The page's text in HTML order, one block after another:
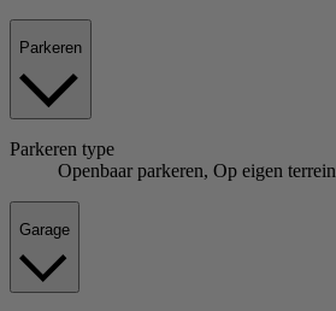
Parkeren
Parkeren type
Openbaar parkeren, Op eigen terrein
Garage